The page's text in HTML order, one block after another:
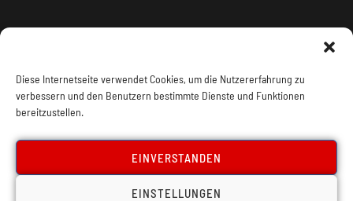
Diese Internetseite verwendet Cookies, um die Nutzererfahrung zu
verbessern und den Benutzern bestimmte Dienste und Funktionen
bereitzustellen.
EINVERSTANDEN
EINSTELLUNGEN
Impressum, Offenlegung Cookie Policy
Datenschutz Kontakt